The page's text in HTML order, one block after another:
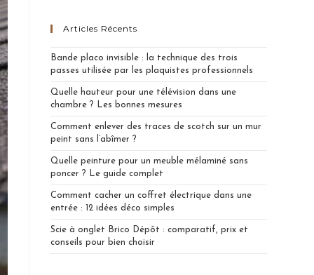
Articles Récents
Bande placo invisible : la technique des trois
passes utilisée par les plaquistes professionnels
Quelle hauteur pour une télévision dans une
chambre ? Les bonnes mesures
Comment enlever des traces de scotch sur un mur
peint sans l’abîmer ?
Quelle peinture pour un meuble mélaminé sans
poncer ? Le guide complet
Comment cacher un coffret électrique dans une
entrée : 12 idées déco simples
Scie à onglet Brico Dépôt : comparatif, prix et
conseils pour bien choisir